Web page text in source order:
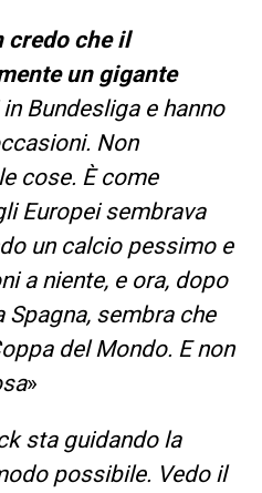
credo che il
un gigante
​​Bundesliga e hanno
Non
cose. È come
Europei sembrava
un calcio pessimo e
a niente, e ora, dopo
sembra che
del Mondo. E non
»
sta guidando la
possibile. Vedo il